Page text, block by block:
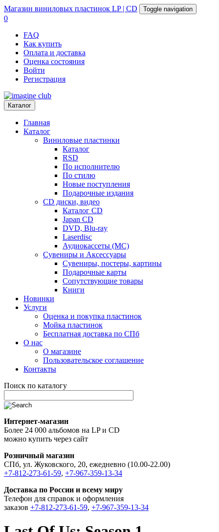
Магазин виниловых пластинок LP | CD Toggle navigation
0
FAQ
Как купить
Оплата и доставка
Оценка состояния
Войти
Регистрация
Каталог
Главная
Каталог
Виниловые пластинки
Каталог
RSD
По исполнителю
По стилю
Новые поступления
Подарочные издания
CD диски, видео
Каталог CD
Japan CD
DVD, Blu-ray
Laserdisc
Аудиокассеты (MC)
Сувениры и Аксессуары
Сувениры, постеры, картины
Подарочные карты
Сопутствующие товары
Книги
Новинки
Услуги
Оценка и покупка пластинок
Мойка пластинок
Бесплатная доставка по СПб
О нас
О магазине
Пользовательское соглашение
Контакты
Поиск по каталогу
Интернет-магазин
Более 24 000 альбомов на LP и CD
можно купить через сайт
Розничный магазин
СПб, ул. Жуковского, 20, ежедневно (10.00-22.00)
+7-812-273-61-59, +7-967-359-13-34
Доставка по России и всему миру
Телефон для справок и оформления
заказов +7-812-273-61-59, +7-967-359-13-34